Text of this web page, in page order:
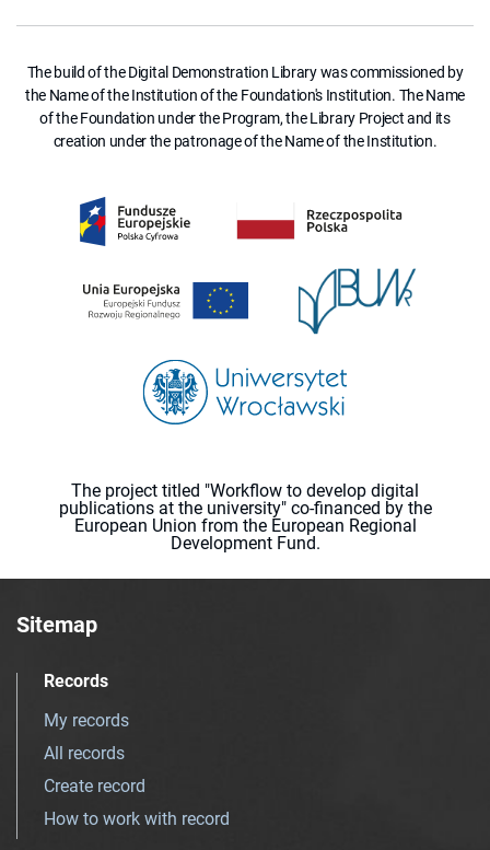
The build of the Digital Demonstration Library was commissioned by
the Name of the Institution of the Foundation's Institution. The Name
of the Foundation under the Program, the Library Project and its
creation under the patronage of the Name of the Institution.
The project titled "Workflow to develop digital
publications at the university" co-financed by the
European Union from the European Regional
Development Fund.
Sitemap
Records
My records
All records
Create record
How to work with record